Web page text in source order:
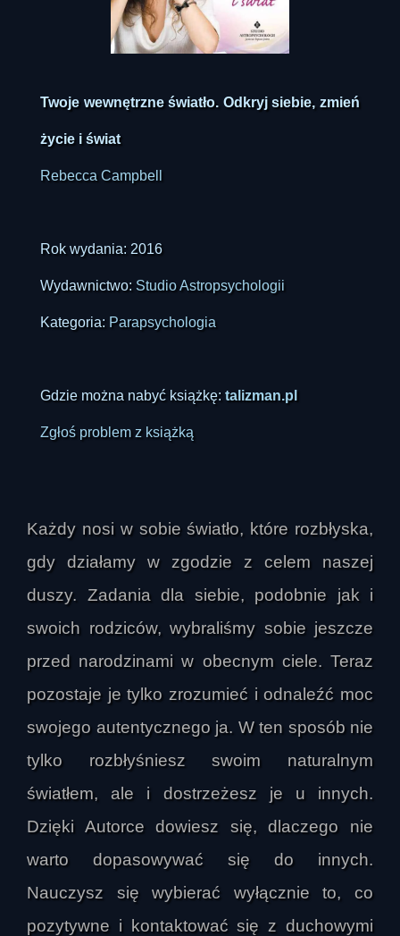
Twoje wewnętrzne światło. Odkryj siebie, zmień
życie i świat
Rebecca Campbell
Rok wydania: 2016
Wydawnictwo: Studio Astropsychologii
Kategoria: Parapsychologia
Gdzie można nabyć książkę: talizman.pl
Zgłoś problem z książką
Każdy nosi w sobie światło, które rozbłyska,
gdy działamy w zgodzie z celem naszej
duszy. Zadania dla siebie, podobnie jak i
swoich rodziców, wybraliśmy sobie jeszcze
przed narodzinami w obecnym ciele. Teraz
pozostaje je tylko zrozumieć i odnaleźć moc
swojego autentycznego ja. W ten sposób nie
tylko rozbłyśniesz swoim naturalnym
światłem, ale i dostrzeżesz je u innych.
Dzięki Autorce dowiesz się, dlaczego nie
warto dopasowywać się do innych.
Nauczysz się wybierać wyłącznie to, co
pozytywne i kontaktować się z duchowymi